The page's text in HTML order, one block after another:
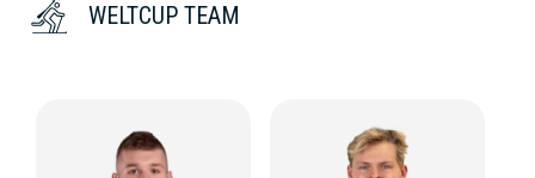
WELTCUP TEAM